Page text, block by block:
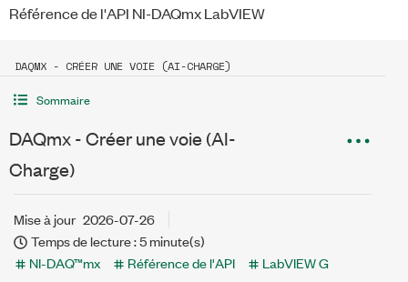
Référence de l'API NI-DAQmx LabVIEW
DAQMX - CRÉER UNE VOIE (AI-CHARGE)
Sommaire
DAQmx - Créer une voie (AI-
Charge)
Mise à jour 2026-07-26
Temps de lecture : 5 minute(s)
NI-DAQ™mx
Référence de l'API LabVIEW G